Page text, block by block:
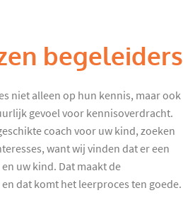
begeleiders
niet alleen op hun kennis, maar ook
gevoel voor kennisoverdracht.
coach voor uw kind, zoeken
want wij vinden dat er een
uw kind. Dat maakt de
dat komt het leerproces ten goede.